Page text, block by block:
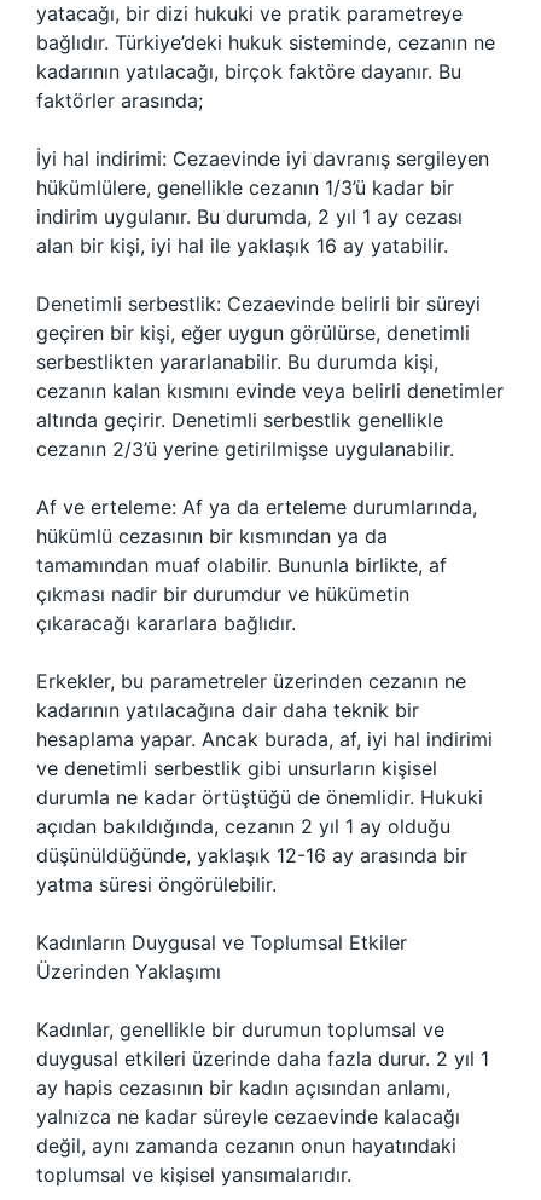
yatacağı, bir dizi hukuki ve pratik parametreye
bağlıdır. Türkiye’deki hukuk sisteminde, cezanın ne
kadarının yatılacağı, birçok faktöre dayanır. Bu
faktörler arasında;
İyi hal indirimi: Cezaevinde iyi davranış sergileyen
hükümlülere, genellikle cezanın 1/3’ü kadar bir
indirim uygulanır. Bu durumda, 2 yıl 1 ay cezası
alan bir kişi, iyi hal ile yaklaşık 16 ay yatabilir.
Denetimli serbestlik: Cezaevinde belirli bir süreyi
geçiren bir kişi, eğer uygun görülürse, denetimli
serbestlikten yararlanabilir. Bu durumda kişi,
cezanın kalan kısmını evinde veya belirli denetimler
altında geçirir. Denetimli serbestlik genellikle
cezanın 2/3’ü yerine getirilmişse uygulanabilir.
Af ve erteleme: Af ya da erteleme durumlarında,
hükümlü cezasının bir kısmından ya da
tamamından muaf olabilir. Bununla birlikte, af
çıkması nadir bir durumdur ve hükümetin
çıkaracağı kararlara bağlıdır.
Erkekler, bu parametreler üzerinden cezanın ne
kadarının yatılacağına dair daha teknik bir
hesaplama yapar. Ancak burada, af, iyi hal indirimi
ve denetimli serbestlik gibi unsurların kişisel
durumla ne kadar örtüştüğü de önemlidir. Hukuki
açıdan bakıldığında, cezanın 2 yıl 1 ay olduğu
düşünüldüğünde, yaklaşık 12-16 ay arasında bir
yatma süresi öngörülebilir.
Kadınların Duygusal ve Toplumsal Etkiler
Üzerinden Yaklaşımı
Kadınlar, genellikle bir durumun toplumsal ve
duygusal etkileri üzerinde daha fazla durur. 2 yıl 1
ay hapis cezasının bir kadın açısından anlamı,
yalnızca ne kadar süreyle cezaevinde kalacağı
değil, aynı zamanda cezanın onun hayatındaki
toplumsal ve kişisel yansımalarıdır.